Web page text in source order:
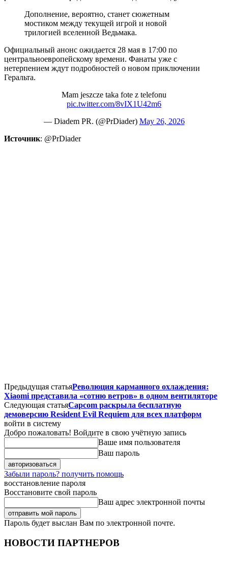
Дополнение, вероятно, станет сюжетным
мостиком между текущей игрой и новой
трилогией вселенной Ведьмака.
Официальный анонс ожидается 28 мая в 17:00 по
центральноевропейскому времени. Фанаты уже с
нетерпением ждут подробностей о новом приключении
Геральта.
Mam jeszcze taka fote z telefonu
pic.twitter.com/8vIX1U42m6
— Diadem PR. (@PrDiader) May 26, 2026
Источник: @PrDiader
Предыдущая статьяРеволюция карманного охлаждения:
Xiaomi представила «сотню ветров» в одном вентиляторе
Следующая статьяCapcom раскрыла бесплатную
демоверсию Resident Evil Requiem для всех платформ
войти в систему
Добро пожаловать! Войдите в свою учётную запись
Ваше имя пользователя
Ваш пароль
Забыли пароль? получить помощь
восстановление пароля
Восстановите свой пароль
Ваш адрес электронной почты
Пароль будет выслан Вам по электронной почте.
НОВОСТИ ПАРТНЕРОВ